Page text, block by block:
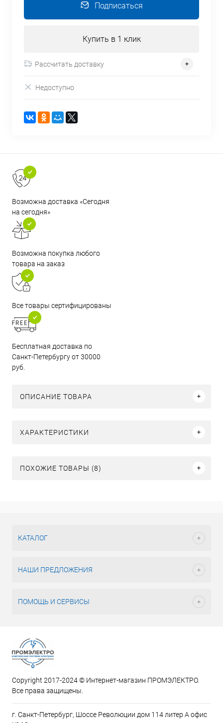
Подписаться
Купить в 1 клик
Рассчитать доставку
Недоступно
Возможна доставка «Сегодня
на сегодня»
Возможна покупка любого
товара на заказ
Все товары сертифицированы
Бесплатная доставка по
Санкт-Петербургу от 30000
руб.
ОПИСАНИЕ ТОВАРА
ХАРАКТЕРИСТИКИ
ПОХОЖИЕ ТОВАРЫ (8)
КАТАЛОГ
НАШИ ПРЕДЛОЖЕНИЯ
ПОМОЩЬ И СЕРВИСЫ
Copyright 2017-2024 © Интернет-магазин ПРОМЭЛЕКТРО.
Все права защищены.
г. Санкт-Петербург, Шоссе Революции дом 114 литер А офис